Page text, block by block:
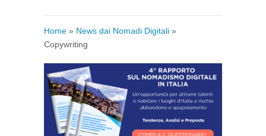
Home » News dai Nomadi Digitali »
Copywriting